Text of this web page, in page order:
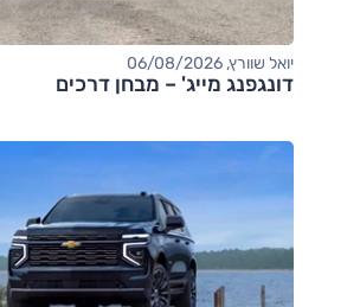
יואל שוורץ, 06/08/2026
דונגפנג מייג' – מבחן דרכים